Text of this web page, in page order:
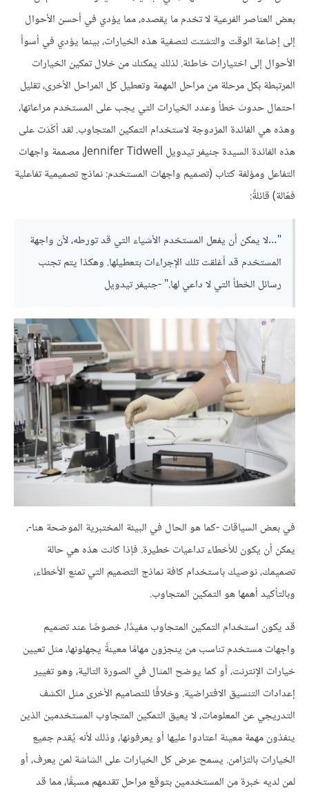
بعض العناصر الفرعية لا تخدم ما يقصده، مما يؤدي في أحسن الأحوال
إلى إضاعة الوقت والتشتت لتصفية هذه الخيارات، بينما يؤدي في أسوأ
الأحوال إلى اختيارات خاطئة. لذلك يمكنك من خلال تمكين الخيارات
المرتبطة بكل مرحلة من مراحل المهمة وتعطيل كل المراحل الأخرى، تقليل
احتمال حدوث خطأ وعدد الخيارات التي يجب على المستخدم مراعاتها،
وهذه هي الفائدة المزدوجة لاستخدام التمكين المتجاوب. لقد أكّدَت على
هذه الفائدة السيدة جنيفر تيدويل Jennifer Tidwell، مصممة واجهات
التفاعل ومؤلفة كتاب (تصميم واجهات المستخدم: نماذج تصميمية تفاعلية
فعّالة) قائلةً:
"…لا يمكن أن يفعل المستخدم الأشياء التي قد تورطه، لأن واجهة
المستخدم قد أغلقت تلك الإجراءات بتعطيلها. وهكذا يتم تجنب
رسائل الخطأ التي لا داعي لها." -جنيفر تيدويل
في بعض السياقات -كما هو الحال في البيئة المختبرية الموضحة هنا-،
يمكن أن يكون للأخطاء تداعيات خطيرة. فإذا كانت هذه هي حالة
تصميمك، نوصيك باستخدام كافة نماذج التصميم التي تمنع الأخطاء،
وبالتأكيد أهمها هو التمكين المتجاوب.
قد يكون استخدام التمكين المتجاوب مفيدًا، خصوصًا عند تصميم
واجهات مستخدم تناسب من ينجزون مهامًا معينةً يجهلونها، مثل تعيين
خيارات الإنترنت، أو كما يوضح المثال في الصورة التالية، وهو تغيير
إعدادات التنسيق الافتراضية. وخلافًا للتصاميم الأخرى مثل الكشف
التدريجي عن المعلومات، لا يعيق التمكين المتجاوب المستخدمين الذين
ينفذون مهمة معينة اعتادوا عليها أو يعرفونها، وذلك لأنه يُقدم جميع
الخيارات بالتزامن. يسمح عرض كل الخيارات على الشاشة لمن يعرف، أو
لمن لديه خبرة من المستخدمين بتوقع مراحل تقدمهم مسبقًا، مما قد